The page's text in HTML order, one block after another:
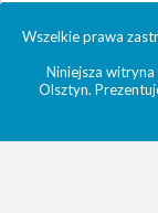
Wszelkie prawa
Niniejsza witryna
Olsztyn.